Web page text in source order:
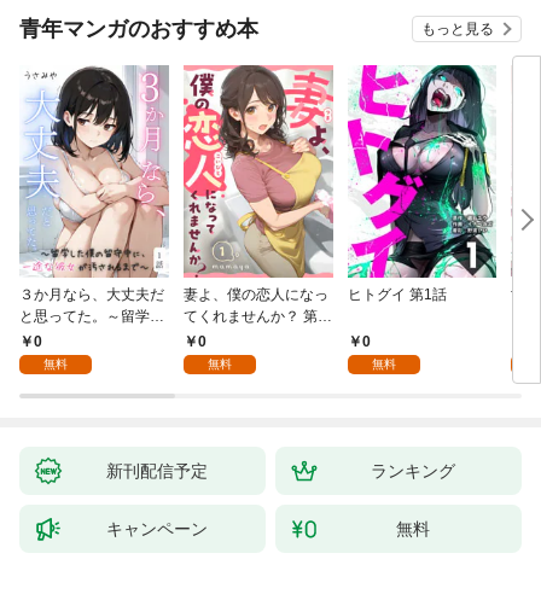
青年マンガのおすすめ本 もっと見る
３か月なら、大丈夫だ
と思ってた。～留学し
た僕の留守中に、一途
な彼女が汚されるまで
0
無料
妻よ、僕の恋人になっ
てくれませんか？ 第1
話0
無料
ヒトグイ 第1話
0
無料
世
新刊配信予定 ランキング
キャンペーン 無料